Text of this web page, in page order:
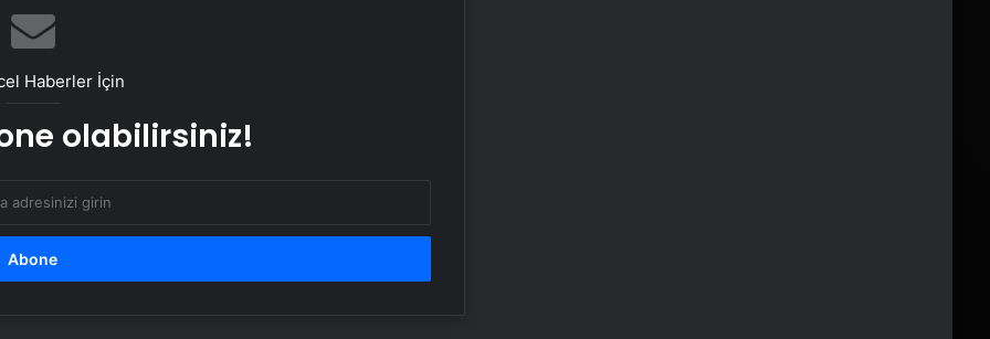
Şırnak’ta İş Makinesi Şoförü Kaya
Haberler İçin
olabilirsiniz!